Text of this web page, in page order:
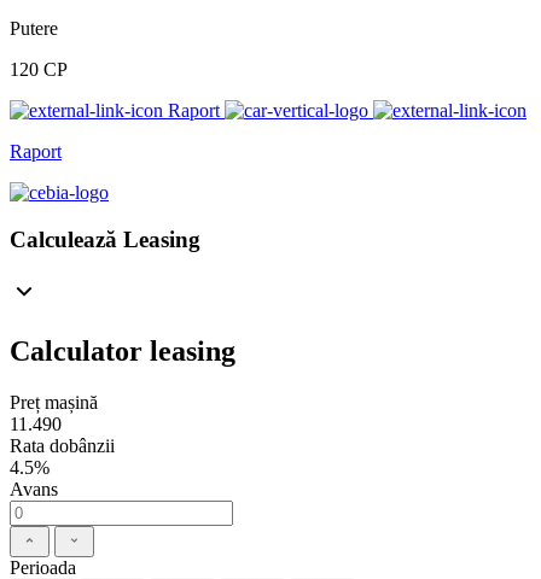
Putere
120 CP
Raport
Raport
Calculează Leasing
Calculator leasing
Preț mașină
11.490
Rata dobânzii
4.5%
Avans
Perioada